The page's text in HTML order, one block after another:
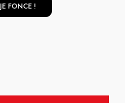
JE FONCE !